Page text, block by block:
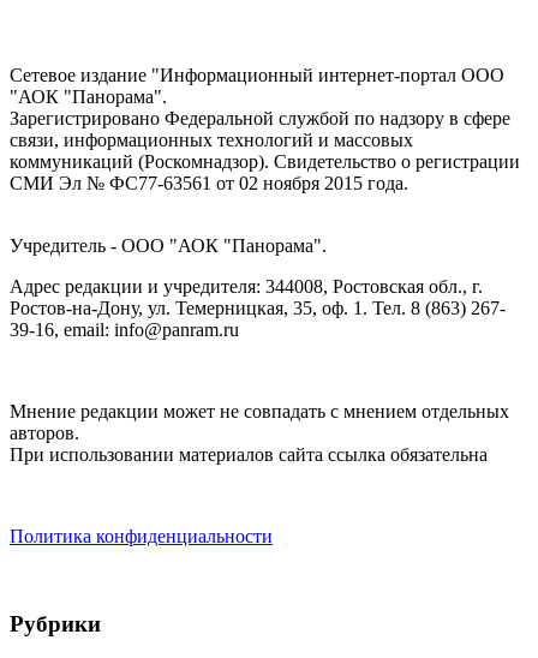
Сетевое издание "Информационный интернет-портал ООО
"АОК "Панорама".
Зарегистрировано Федеральной службой по надзору в сфере
связи, информационных технологий и массовых
коммуникаций (Роскомнадзор). Cвидетельство о регистрации
СМИ Эл № ФС77-63561 от 02 ноября 2015 года.
Учредитель - ООО "АОК "Панорама".
Адрес редакции и учредителя: 344008, Ростовская обл., г.
Ростов-на-Дону, ул. Темерницкая, 35, оф. 1. Тел. 8 (863) 267-
39-16, email: info@panram.ru
Мнение редакции может не совпадать с мнением отдельных
авторов.
При использовании материалов сайта ссылка обязательна
Политика конфиденциальности
Рубрики